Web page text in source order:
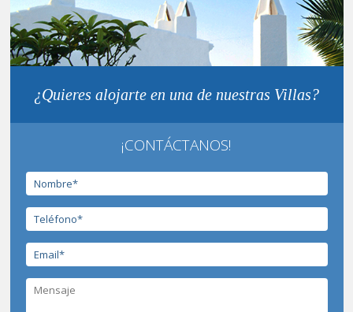
¿Quieres alojarte en una de nuestras Villas?
¡CONTÁCTANOS!